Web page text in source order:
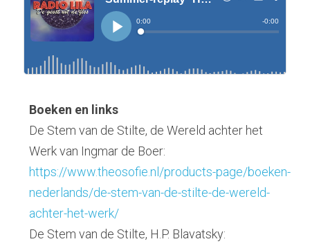
Boeken en links
De Stem van de Stilte, de Wereld achter het
Werk van Ingmar de Boer:
https://www.theosofie.nl/products-page/boeken-
nederlands/de-stem-van-de-stilte-de-wereld-
achter-het-werk/
De Stem van de Stilte, H.P. Blavatsky: